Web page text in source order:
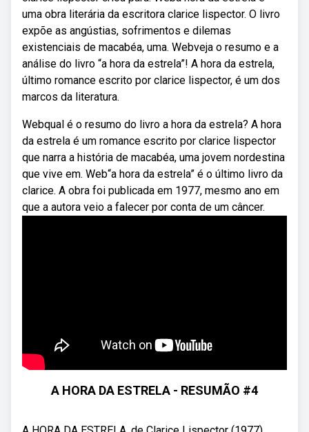
uma obra literária da escritora clarice lispector. O livro
expõe as angústias, sofrimentos e dilemas
existenciais de macabéa, uma. Webveja o resumo e a
análise do livro “a hora da estrela”! A hora da estrela,
último romance escrito por clarice lispector, é um dos
marcos da literatura.
Webqual é o resumo do livro a hora da estrela? A hora
da estrela é um romance escrito por clarice lispector
que narra a história de macabéa, uma jovem nordestina
que vive em. Web“a hora da estrela” é o último livro da
clarice. A obra foi publicada em 1977, mesmo ano em
que a autora veio a falecer por conta de um câncer.
A HORA DA ESTRELA - RESUMÃO #4